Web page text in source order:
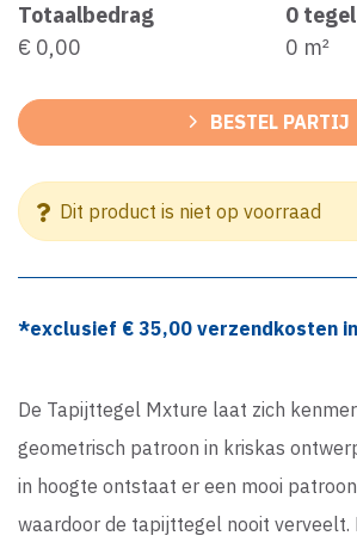
Totaalbedrag
€ 0,00
0 tegel
0 m²
BESTEL PARTIJ
Dit product is niet op voorraad
*exclusief € 35,00 verzendkosten
De Tapijttegel Mxture laat zich
geometrisch patroon in kriskas
in hoogte ontstaat er een mooi
waardoor de tapijttegel nooit verveelt.